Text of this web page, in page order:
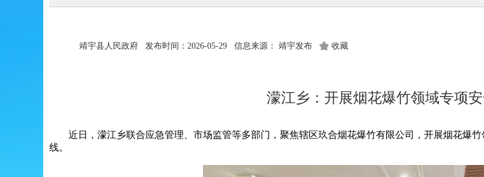
靖宇县人民政府 发布时间：2026-05-29 信息来源： 靖宇发布 收藏
濛江乡：开展烟花爆竹领域专项
近日，濛江乡联合应急管理、市场监管等多部门，聚焦辖区玖合烟花爆竹有限公司，开展烟花爆
线。